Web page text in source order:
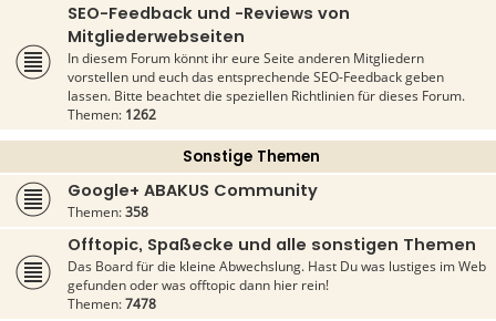
SEO-Feedback und -Reviews von
Mitgliederwebseiten
In diesem Forum könnt ihr eure Seite anderen Mitgliedern
vorstellen und euch das entsprechende SEO-Feedback geben
lassen. Bitte beachtet die speziellen Richtlinien für dieses Forum.
Themen: 1262
Sonstige Themen
Google+ ABAKUS Community
Themen:358
Offtopic, Spaßecke und alle sonstigen Themen
Das Board für die kleine Abwechslung. Hast Du was lustiges im Web
gefunden oder was offtopic dann hier rein!
Themen:7478